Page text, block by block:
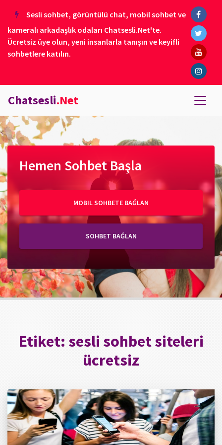
Sesli sohbet, görüntülü chat, mobil sohbet ve
kameralı arkadaşlık odaları Chatsesli.Net'te.
Ücretsiz üye olun, yeni insanlarla tanışın ve keyifli
sohbetlere katılın.
Chatsesli.Net
Hemen Sohbet Başla
MOBIL SOHBETE BAĞLAN
SOHBET BAĞLAN
Etiket: sesli sohbet siteleri
ücretsiz